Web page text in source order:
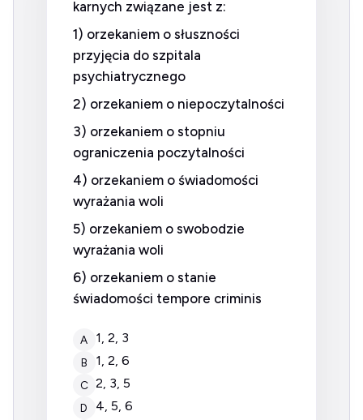
karnych związane jest z:
1) orzekaniem o słuszności
przyjęcia do szpitala
psychiatrycznego
2) orzekaniem o niepoczytalności
3) orzekaniem o stopniu
ograniczenia poczytalności
4) orzekaniem o świadomości
wyrażania woli
5) orzekaniem o swobodzie
wyrażania woli
6) orzekaniem o stanie
świadomości tempore criminis
A 1, 2, 3
B 1, 2, 6
C 2, 3, 5
D 4, 5, 6